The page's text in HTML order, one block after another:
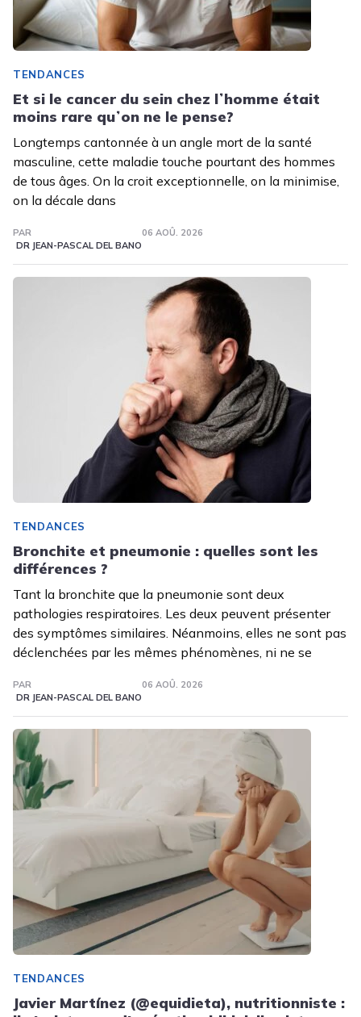
TENDANCES
Et si le cancer du sein chez lʼhomme était
moins rare quʼon ne le pense?
Longtemps cantonnée à un angle mort de la santé
masculine, cette maladie touche pourtant des hommes
de tous âges. On la croit exceptionnelle, on la minimise,
on la décale dans
PAR
DR JEAN-PASCAL DEL BANO
06 AOÛ. 2026
TENDANCES
Bronchite et pneumonie : quelles sont les
différences ?
Tant la bronchite que la pneumonie sont deux
pathologies respiratoires. Les deux peuvent présenter
des symptômes similaires. Néanmoins, elles ne sont pas
déclenchées par les mêmes phénomènes, ni ne se
PAR
DR JEAN-PASCAL DEL BANO
06 AOÛ. 2026
TENDANCES
Javier Martínez (@equidieta), nutritionniste :